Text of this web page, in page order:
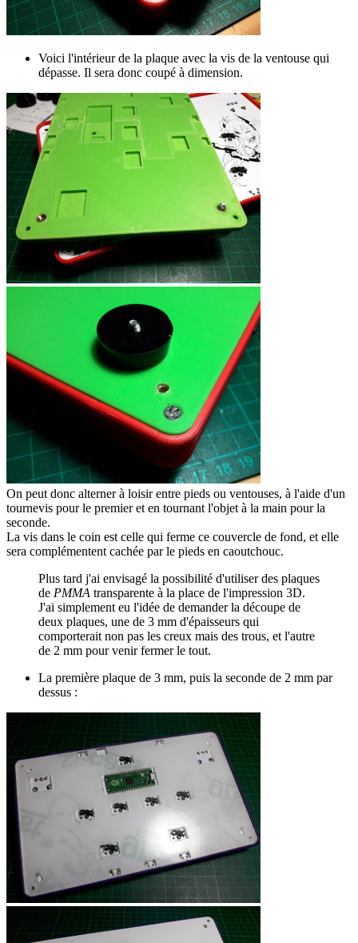
Voici l'intérieur de la plaque avec la vis de la ventouse qui
dépasse. Il sera donc coupé à dimension.
On peut donc alterner à loisir entre pieds ou ventouses, à l'aide d'un
tournevis pour le premier et en tournant l'objet à la main pour la
seconde.
La vis dans le coin est celle qui ferme ce couvercle de fond, et elle
sera complémentent cachée par le pieds en caoutchouc.
Plus tard j'ai envisagé la possibilité d'utiliser des plaques
de PMMA transparente à la place de l'impression 3D.
J'ai simplement eu l'idée de demander la découpe de
deux plaques, une de 3 mm d'épaisseurs qui
comporterait non pas les creux mais des trous, et l'autre
de 2 mm pour venir fermer le tout.
La première plaque de 3 mm, puis la seconde de 2 mm par
dessus :